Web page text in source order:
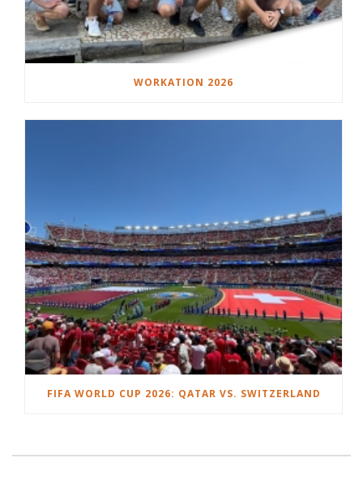
WORKATION 2026
FIFA WORLD CUP 2026: QATAR VS. SWITZERLAND